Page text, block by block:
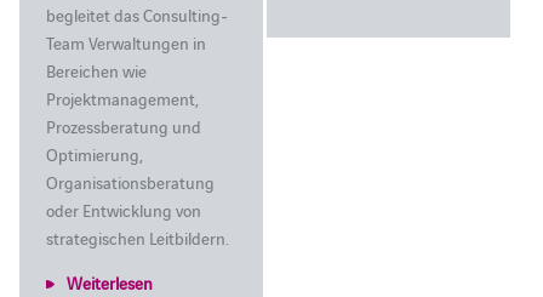
begleitet das Consulting-
Team Verwaltungen in
Bereichen wie
Projektmanagement,
Prozessberatung und
Optimierung,
Organisationsberatung
oder Entwicklung von
strategischen Leitbildern.
Weiterlesen